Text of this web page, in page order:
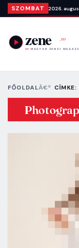
Ugrás a tartalomra
SZOMBAT 2026.
FŐOLDAL